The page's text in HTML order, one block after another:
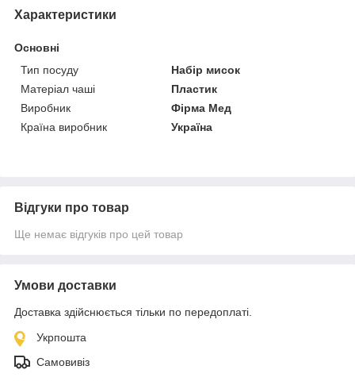
Характеристики
Основні
Тип посуду
Набір мисок
Матеріал чаші
Пластик
Виробник
Фірма Мед
Країна виробник
Україна
Відгуки про товар
Ще немає відгуків про цей товар
Умови доставки
Доставка здійснюється тільки по передоплаті.
Укрпошта
Самовивіз